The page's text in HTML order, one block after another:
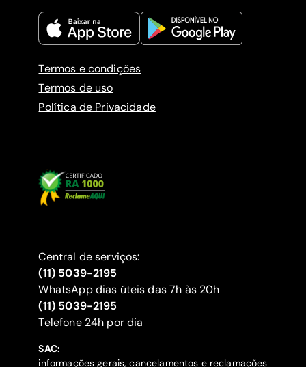
Termos e condições
Termos de uso
Política de Privacidade
Central de serviços:
(11) 5039-2195
WhatsApp dias úteis das 7h às 20h
(11) 5039-2195
‍Telefone 24h por dia
SAC:
informações gerais, cancelamentos e reclamações